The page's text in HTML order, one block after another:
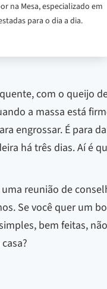
na Mesa, especializado em
para o dia a dia.
com o queijo
a massa está
engrossar. É para
há três dias. Aí é
reunião de
Se você quer um
bem feitas,